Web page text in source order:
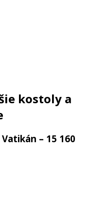
kostoly a
– 15 160